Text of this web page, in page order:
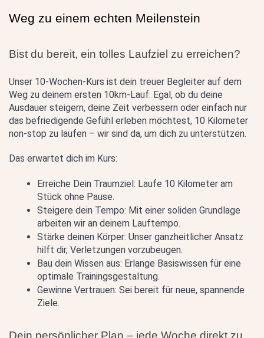
Weg zu einem echten Meilenstein
Bist du bereit, ein tolles Laufziel zu erreichen?
Unser 10-Wochen-Kurs ist dein treuer Begleiter auf dem
Weg zu deinem ersten 10km-Lauf. Egal, ob du deine
Ausdauer steigern, deine Zeit verbessern oder einfach nur
das befriedigende Gefühl erleben möchtest, 10 Kilometer
non-stop zu laufen – wir sind da, um dich zu unterstützen.
Das erwartet dich im Kurs:
Erreiche Dein Traumziel: Laufe 10 Kilometer am
Stück ohne Pause.
Steigere dein Tempo: Mit einer soliden Grundlage
arbeiten wir an deinem Lauftempo.
Stärke deinen Körper: Unser ganzheitlicher Ansatz
hilft dir, Verletzungen vorzubeugen.
Bau dein Wissen aus: Erlange Basiswissen für eine
optimale Trainingsgestaltung.
Gewinne Vertrauen: Sei bereit für neue, spannende
Ziele.
Dein persönlicher Plan – jede Woche direkt zu